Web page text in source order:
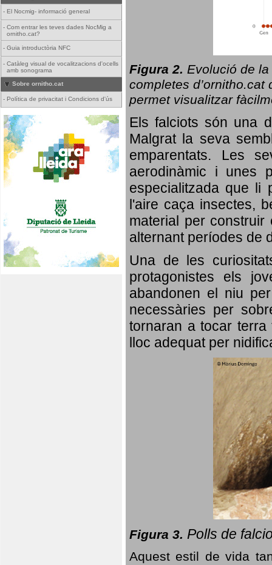
- El Nocmig- informació general
- Com entrar les teves dades NocMig a
ornitho.cat?
- Guia introductòria NFC
- Catàleg visual de vocalitzacions d'ocells
amb sonograma
Sobre ornitho.cat
- Política de privacitat i Condicions d'ús
Figura 2. Evolució de la
completes d’ornitho.cat
permet visualitzar
Els falciots són una
Malgrat la seva
emparentats. Les
aerodinàmic i unes
especialitzada que li
l'aire caça insectes,
material per
alternant períodes de
Una de les
protagonistes els
abandonen el niu
necessàries per
tornaran a tocar
lloc adequat per
Figura 3. Polls de
Aquest estil de vida